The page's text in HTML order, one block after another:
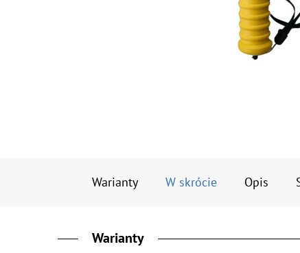
Warianty W skrócie Opis
Warianty